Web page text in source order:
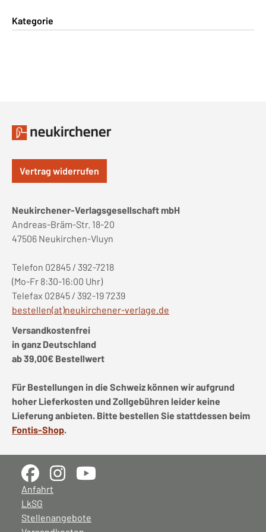
Kategorie
Vertrag widerrufen
Neukirchener-Verlagsgesellschaft mbH
Andreas-Bräm-Str. 18-20
47506 Neukirchen-Vluyn
Telefon 02845 / 392-7218
(Mo-Fr 8:30-16:00 Uhr)
Telefax 02845 / 392-19 7239
bestellen(at)neukirchener-verlage.de
Versandkostenfrei
in ganz Deutschland
ab 39,00€ Bestellwert
Für Bestellungen in die Schweiz können wir aufgrund
hoher Lieferkosten und Zollgebühren leider keine
Lieferung anbieten. Bitte bestellen Sie stattdessen beim
Fontis-Shop.
Anfahrt
LkSG
Stellenangebote